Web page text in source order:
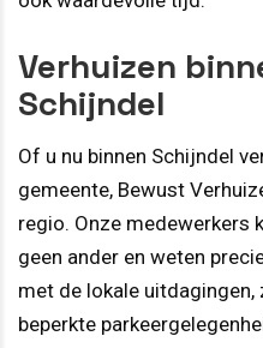
Verhuizen
Schijndel
Of u nu binnen Schijndel
gemeente, Bewust
regio. Onze medewerkers
geen ander en weten
met de lokale
beperkte